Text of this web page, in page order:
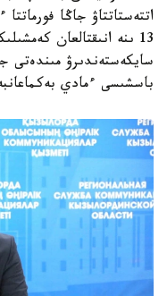
سايكەستەندىرۋ مىندەتى
باسشىسى ءمادي